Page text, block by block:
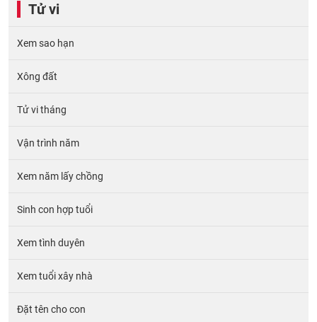
Tử vi
Xem sao hạn
Xông đất
Tử vi tháng
Vận trình năm
Xem năm lấy chồng
Sinh con hợp tuổi
Xem tình duyên
Xem tuổi xây nhà
Đặt tên cho con